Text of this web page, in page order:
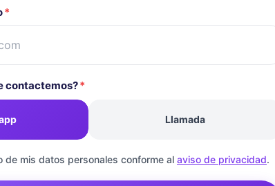
*
contactemos?*
Llamada
de mis datos personales conforme al aviso de privacidad.